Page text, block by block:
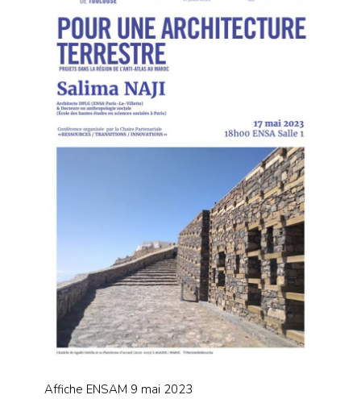
Affiche ENSAM 9 mai 2023